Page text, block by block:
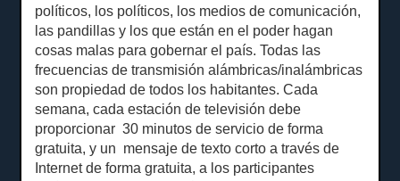
políticos, los políticos, los medios de comunicación,
las pandillas y los que están en el poder hagan
cosas malas para gobernar el país.Todas las
frecuencias de transmisión alámbricas/inalámbricas
son propiedad de todos los habitantes.Cada
semana, cada estación de televisión debe
proporcionar30 minutosde servicio de forma
gratuita, y un mensaje de texto corto a través de
Internet de forma gratuita, a los participantes